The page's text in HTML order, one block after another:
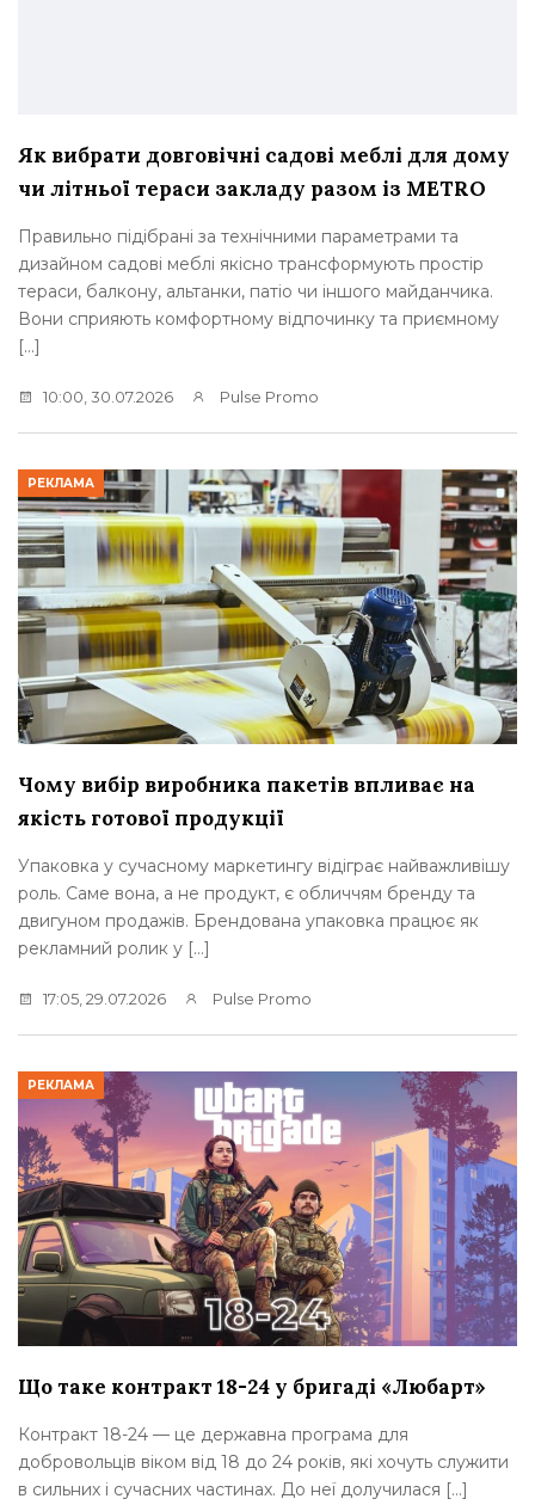
Як вибрати довговічні садові меблі для дому
чи літньої тераси закладу разом із METRO
Правильно підібрані за технічними параметрами та
дизайном садові меблі якісно трансформують простір
тераси, балкону, альтанки, патіо чи іншого майданчика.
Вони сприяють комфортному відпочинку та приємному
[…]
10:00, 30.07.2026 Pulse Promo
РЕКЛАМА
Чому вибір виробника пакетів впливає на
якість готової продукції
Упаковка у сучасному маркетингу відіграє найважливішу
роль. Саме вона, а не продукт, є обличчям бренду та
двигуном продажів. Брендована упаковка працює як
рекламний ролик у […]
17:05, 29.07.2026 Pulse Promo
РЕКЛАМА
Що таке контракт 18-24 у бригаді «Любарт»
Контракт 18-24 — це державна програма для
добровольців віком від 18 до 24 років, які хочуть служити
в сильних і сучасних частинах. До неї долучилася […]